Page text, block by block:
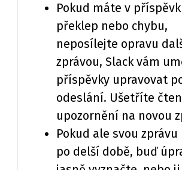
Pokud máte v
překlep nebo chybu,
neposílejte opravu
zprávou, Slack vám
příspěvky upravovat
odeslání. Ušetříte
upozornění na novou
Pokud ale svou
po delší době, buď